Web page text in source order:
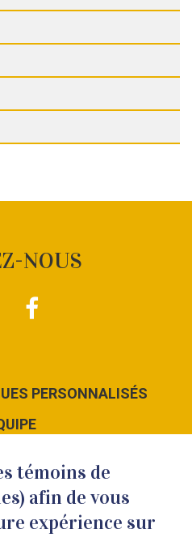
NOUS
PERSONNALISÉS
JOINDRE
témoins de
afin de vous
expérience sur